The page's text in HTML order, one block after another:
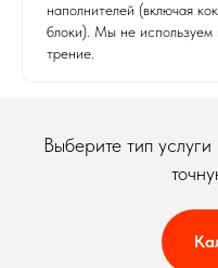
наполнителей (включая
блоки). Мы не используем
трение.
Выберите тип